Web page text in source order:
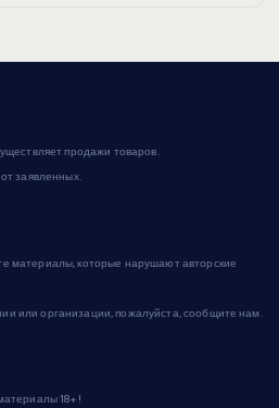
продажи товаров.
заявленных.
материалы, которые нарушают авторские
или организации, пожалуйста, сообщите нам.
18+!